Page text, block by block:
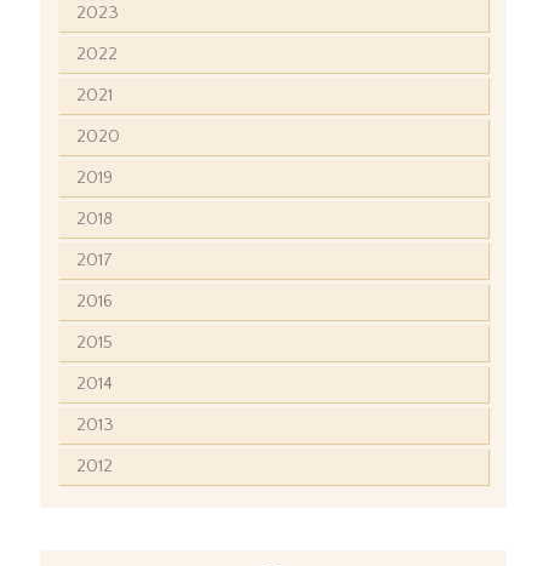
2023
2022
2021
2020
2019
2018
2017
2016
2015
2014
2013
2012